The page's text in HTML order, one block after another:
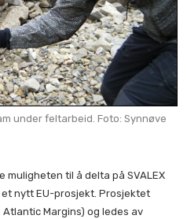
under feltarbeid. Foto: Synnøve
muligheten til å delta på SVALEX
nytt EU-prosjekt. Prosjektet
Margins) og ledes av